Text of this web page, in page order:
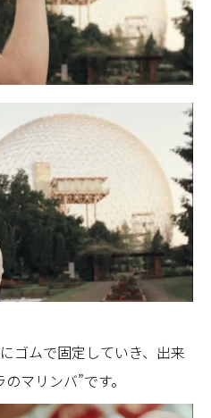
ゴムで固定していき、出来
マリンバ”です。